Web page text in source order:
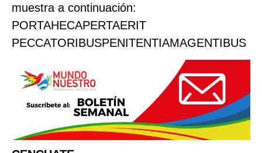
muestra a continuación:
PORTAHECAPERTAERIT
PECCATORIBUSPENITENTIAMAGENTIBUS